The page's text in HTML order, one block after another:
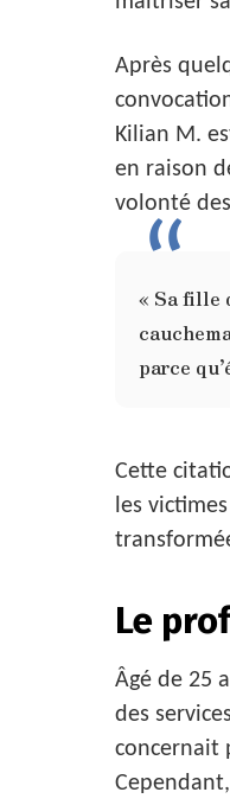
Après
Kilian M.
en raison
volonté
« Sa fille
parce
Cette
les
Le
Âgé de 25
des
concernait